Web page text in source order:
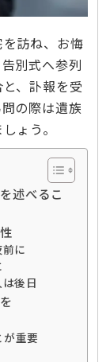
訪ね、お悔
別式へ参列
、訃報を受
の際は遺族
ょう。
述べるこ
に
後日
重要